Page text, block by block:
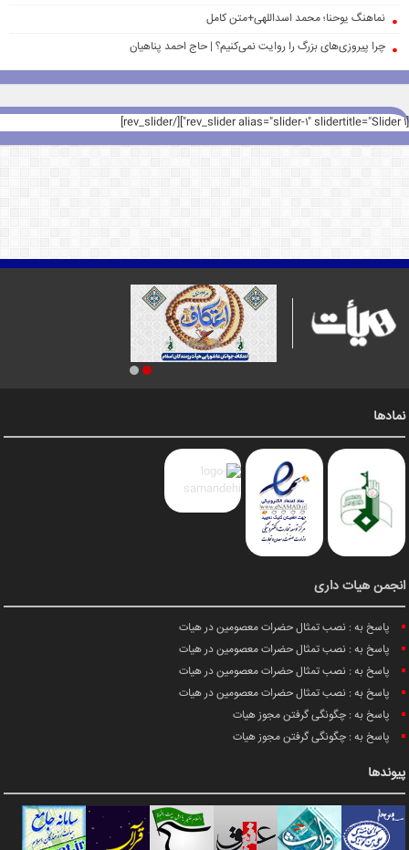
نماهنگ یوحنا؛ محمد اسداللهی+متن کامل
چرا پیروزی‌های بزرگ را روایت نمی‌کنیم؟ | حاج احمد پناهیان
[rev_slider alias="slider-1" slidertitle="Slider 1"][/rev_slider]
نمادها
انجمن هیات داری
پاسخ به : نصب تمثال حضرات معصومین در هیات
پاسخ به : نصب تمثال حضرات معصومین در هیات
پاسخ به : نصب تمثال حضرات معصومین در هیات
پاسخ به : نصب تمثال حضرات معصومین در هیات
پاسخ به : چگونگی گرفتن مجوز هیات
پاسخ به : چگونگی گرفتن مجوز هیات
پیوندها